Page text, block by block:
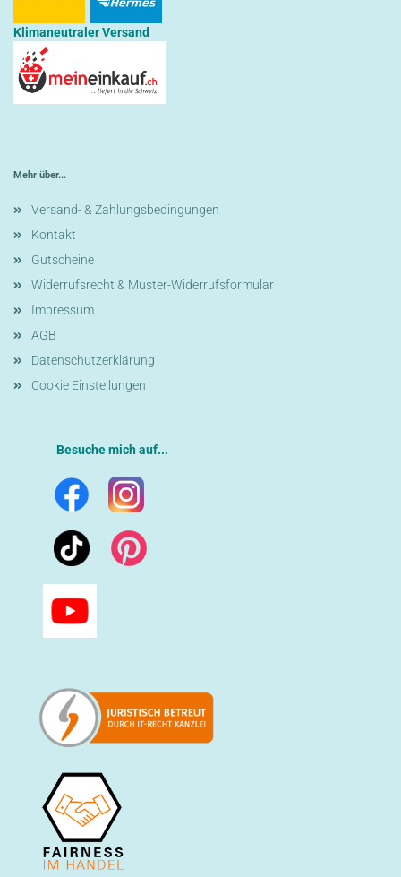
Klimaneutraler Versand
Mehr über...
Versand- & Zahlungsbedingungen
Kontakt
Gutscheine
Widerrufsrecht & Muster-Widerrufsformular
Impressum
AGB
Datenschutzerklärung
Cookie Einstellungen
Besuche mich auf...